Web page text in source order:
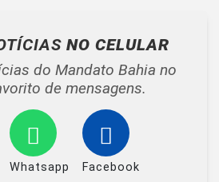
NO CELULAR
do Mandato Bahia no
de mensagens.
Whatsapp Facebook